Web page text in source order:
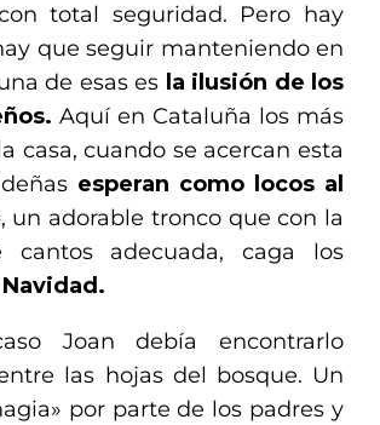
total seguridad. Pero hay
que seguir manteniendo en
de esas es la ilusión de los
Aquí en Cataluña los más
casa, cuando se acercan esta
esperan como locos al
, un adorable tronco que con la
cantos adecuada, caga los
Joan debía encontrarlo
las hojas del bosque. Un
por parte de los padres y